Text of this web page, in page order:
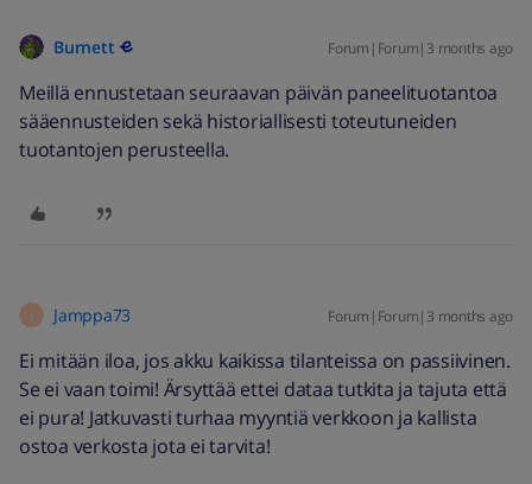
Burnett Forum|Forum|3 months ago
Meillä ennustetaan seuraavan päivän paneelituotantoa
sääennusteiden sekä historiallisesti toteutuneiden
tuotantojen perusteella.
Jamppa73 Forum|Forum|3 months ago
Ei mitään iloa, jos akku kaikissa tilanteissa on passiivinen.
Se ei vaan toimi! Ärsyttää ettei dataa tutkita ja tajuta että
ei pura! Jatkuvasti turhaa myyntiä verkkoon ja kallista
ostoa verkosta jota ei tarvita!